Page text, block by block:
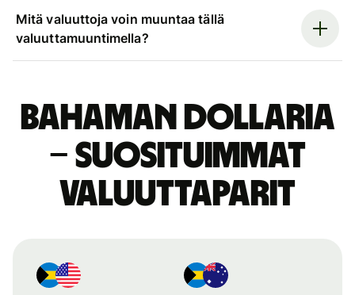
Mitä valuuttoja voin muuntaa tällä
valuuttamuuntimella?
Bahaman dollaria
– suosituimmat
valuuttaparit